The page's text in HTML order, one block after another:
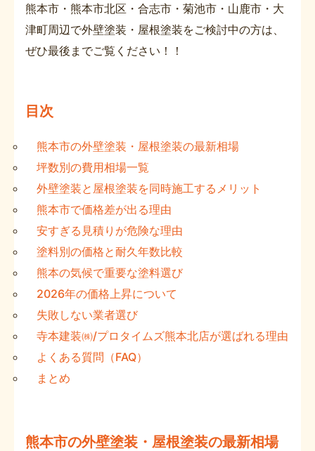
熊本市・熊本市北区・合志市・菊池市・山鹿市・大
津町周辺で外壁塗装・屋根塗装をご検討中の方は、
ぜひ最後までご覧ください！！
目次
熊本市の外壁塗装・屋根塗装の最新相場
坪数別の費用相場一覧
外壁塗装と屋根塗装を同時施工するメリット
熊本市で価格差が出る理由
安すぎる見積りが危険な理由
塗料別の価格と耐久年数比較
熊本の気候で重要な塗料選び
2026年の価格上昇について
失敗しない業者選び
寺本建装㈱/プロタイムズ熊本北店が選ばれる理由
よくある質問（FAQ）
まとめ
熊本市の外壁塗装・屋根塗装の最新相場